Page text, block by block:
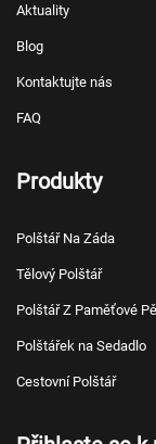
Aktuality
Blog
Kontaktujte nás
FAQ
Produkty
Polštář Na Záda
Tělový Polštář
Polštář Z Paměťové
Polštářek na Sedadlo
Cestovní Polštář